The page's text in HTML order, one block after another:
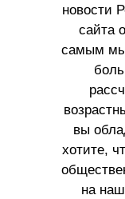
новости
сайта
самым мы
вы
хотите,
на